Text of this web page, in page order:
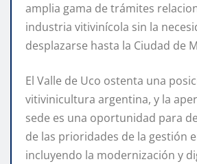
amplia gama de trámites
industria vitivinícola sin la
desplazarse hasta la Ciudad de
El Valle de Uco ostenta una
vitivinicultura argentina, y la
sede es una oportunidad para
de las prioridades de la gestión
incluyendo la modernización y